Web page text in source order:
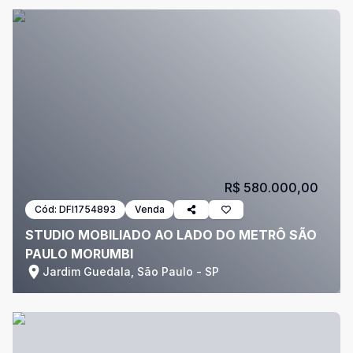
Cód: DFI1754893 Venda
STUDIO MOBILIADO AO LADO DO METRÔ SÃO
PAULO MORUMBI
Jardim Guedala, São Paulo - SP
R$ 580.000,00